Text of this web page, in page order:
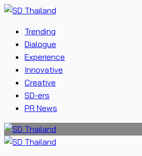
Trending
Dialogue
Experience
Innovative
Creative
SD-ers
PR News